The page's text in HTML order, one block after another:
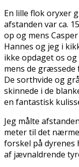
En lille flok oryxer
afstanden var ca.
op og mens
Hannes og jeg i
ikke opdaget os
mens de græssede
De sorthvide og
skinnede i de
en fantastisk
Jeg målte
meter til det
forskel på dyrenes
af jævnaldrende